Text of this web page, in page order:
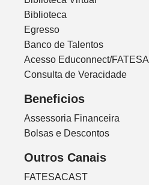
Biblioteca
Egresso
Banco de Talentos
Acesso Educonnect/FATESA
Consulta de Veracidade
Beneficios
Assessoria Financeira
Bolsas e Descontos
Outros Canais
FATESACAST